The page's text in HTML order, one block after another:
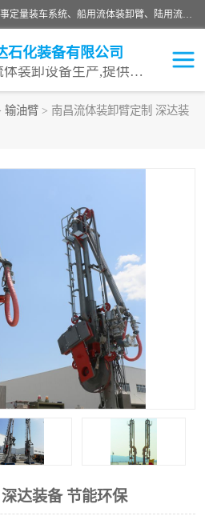
连云港深达石化装备有限公司是从事定量装车系统、船用流体装卸臂、陆用流体装卸臂（鹤管）、活动梯、钢构平台等全系列流体装卸设备的设计、制造、销售以及服务的专业供应商。公司始终以客户为中心，密切跟踪国内外油气储运及装卸设备先进技术的发展，以先进的技术、优质的产品、一流的服务，满足客户需求。
石化装备有限公司
专业从事流体装卸设备生产,提供全面解决方案，生产与定制服务
输油臂 > 南昌流体装卸臂定制 深达装
达装备 节能环保
潜油泵鹤管
输油臂
汽车鹤管